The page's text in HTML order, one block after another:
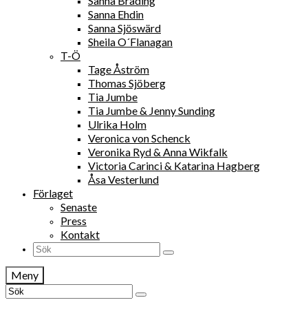
Sanna Ehdin
Sanna Sjöswärd
Sheila O´Flanagan
T-Ö
Tage Åström
Thomas Sjöberg
Tia Jumbe
Tia Jumbe & Jenny Sunding
Ulrika Holm
Veronica von Schenck
Veronika Ryd & Anna Wikfalk
Victoria Carinci & Katarina Hagberg
Åsa Vesterlund
Förlaget
Senaste
Press
Kontakt
Search
Meny
Search